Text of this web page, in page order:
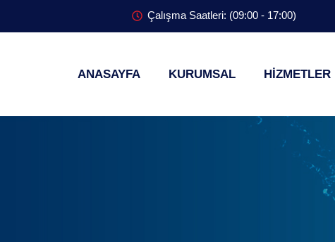
Çalışma Saatleri: (09:00 - 17:00)
ANASAYFA KURUMSAL HİZMETLER